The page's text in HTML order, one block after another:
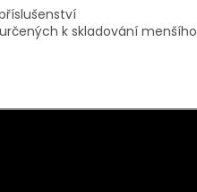
k skladování menšího